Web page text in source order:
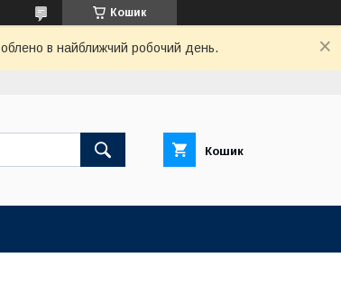
Кошик
в найближчий робочий день.
Кошик